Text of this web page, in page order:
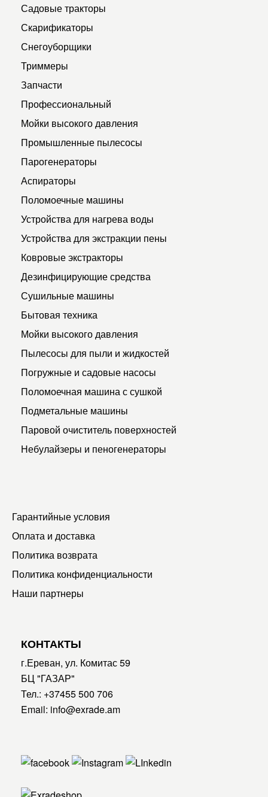
Садовые тракторы
Скарификаторы
Снегоуборщики
Триммеры
Запчасти
Профессиональный
Мойки высокого давления
Промышленные пылесосы
Парогенераторы
Аспираторы
Поломоечные машины
Устройства для нагрева воды
Устройства для экстракции пены
Ковровые экстракторы
Дезинфицирующие средства
Сушильные машины
Бытовая техника
Мойки высокого давления
Пылесосы для пыли и жидкостей
Погружные и садовые насосы
Поломоечная машина с сушкой
Подметальные машины
Паровой очиститель поверхностей
Небулайзеры и пеногенераторы
Гарантийные условия
Оплата и доставка
Политика возврата
Политика конфиденциальности
Наши партнеры
КОНТАКТЫ
г.Ереван, ул. Комитас 59
БЦ "ГАЗАР"
Тел.: +37455 500 706
Email: info@exrade.am